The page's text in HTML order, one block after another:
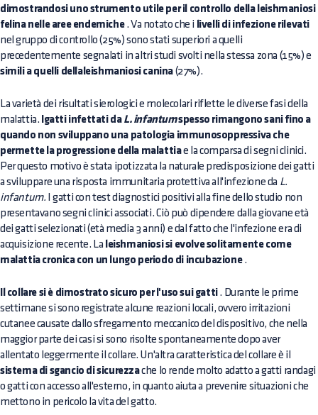
dimostrandosi uno strumento utile per il controllo della leishmaniosi
felina nelle aree endemiche. Va notato che i livelli di infezione rilevati
nel gruppo di controllo (25%) sono stati superiori a quelli
precedentemente segnalati in altri studi svolti nella stessa zona (15%) e
simili a quelli dellaleishmaniosi canina (27%).
La varietà dei risultati sierologici e molecolari riflette le diverse fasi della
malattia. Igatti infettati daL. infantumspesso rimangono sani fino a
quando non sviluppano una patologia immunosoppressiva che
permette la progressione della malattiae la comparsa di segni clinici.
Per questo motivo è stata ipotizzata la naturale predisposizione dei gatti
a sviluppare una risposta immunitaria protettiva all'infezione da L.
infantum. I gatti con test diagnostici positivi alla fine dello studio non
presentavano segni clinici associati. Ciò può dipendere dalla giovane età
dei gatti selezionati (età media 3 anni) e dal fatto che l'infezione era di
acquisizione recente. La leishmaniosi si evolve solitamente come
malattia cronica con un lungo periodo di incubazione.
Il collare si è dimostrato sicuro per l'uso sui gatti. Durante le prime
settimane si sono registrate alcune reazioni locali, ovvero irritazioni
cutanee causate dallo sfregamento meccanico del dispositivo, che nella
maggior parte dei casi si sono risolte spontaneamente dopo aver
allentato leggermente il collare. Un'altra caratteristica del collare è il
sistema di sgancio di sicurezzache lo rende molto adatto a gatti randagi
o gatti con accesso all'esterno, in quanto aiuta a prevenire situazioni che
mettono in pericolo la vita del gatto.